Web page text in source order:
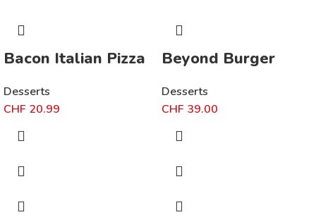
Bacon Italian Pizza
Desserts
CHF 20.99
Beyond Burger
Desserts
CHF 39.00